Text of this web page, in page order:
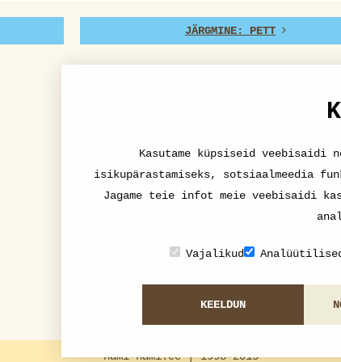
JÄRGMINE: PETT
nami-nami.ee | 1998-2015
Kasutame küpsiseid veebisaidi
isikupärastamiseks, sotsiaalmeedia
Jagame teie infot meie veebisaidi
Vajalikud
KEELDUN